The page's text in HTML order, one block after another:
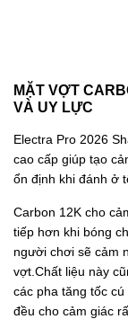
MẶT VỢT
VÀ UY LỰC
Electra Pro 2026
cao cấp giúp tạo
ổn định khi đánh ở
Carbon 12K cho
tiếp hơn khi bóng
người chơi sẽ cảm
vợt.Chất liệu này
các pha tăng tốc
đều cho cảm giác